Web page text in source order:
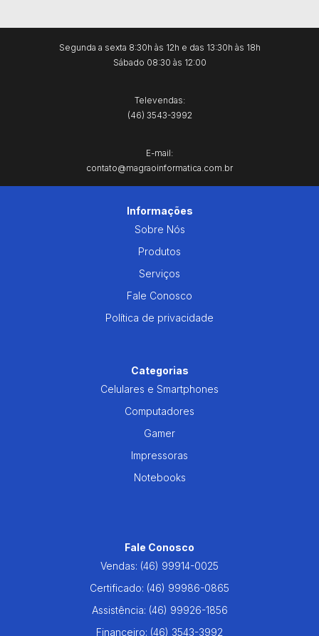
Segunda a sexta 8:30h às 12h e das 13:30h às 18h
Sábado 08:30 às 12:00
Televendas:
(46) 3543-3992
E-mail:
contato@magraoinformatica.com.br
Informações
Sobre Nós
Produtos
Serviços
Fale Conosco
Política de privacidade
Categorias
Celulares e Smartphones
Computadores
Gamer
Impressoras
Notebooks
Fale Conosco
Vendas: (46) 99914-0025
Certificado: (46) 99986-0865
Assistência: (46) 99926-1856
Financeiro: (46) 3543-3992